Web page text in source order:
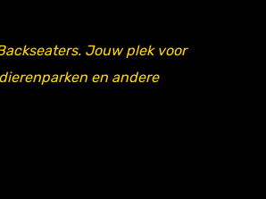
Jouw plek voor
en andere